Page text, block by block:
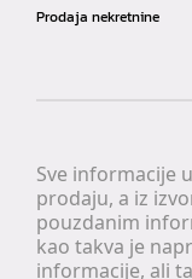
Sve informacije
prodaju, a iz
pouzdanim
kao takva je
informacije, ali
Prodaja nekretnine